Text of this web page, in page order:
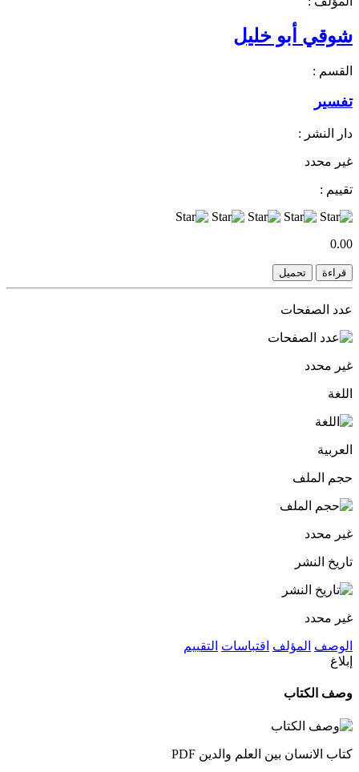
شوقي أبو خليل
القسم :
تفسير
دار النشر :
غير محدد
تقييم :
0.00
قراءة تحميل
عدد الصفحات
غير محدد
اللغة
العربية
حجم الملف
غير محدد
تاريخ النشر
غير محدد
الوصف المؤلف اقتباسات التقييم
إبلاغ
وصف الكتاب
كتاب الانسان بين العلم والدين PDF